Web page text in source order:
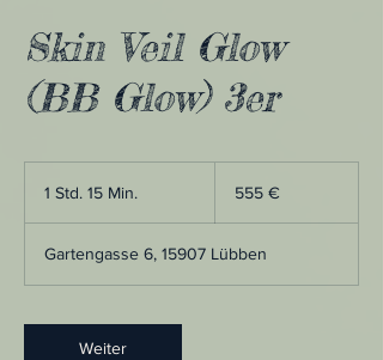
Skin Veil Glow
(BB Glow) 3er
1 Std. 15 Min.
d
1
M
555 €
Gartengasse 6, 15907 Lübben
Weiter